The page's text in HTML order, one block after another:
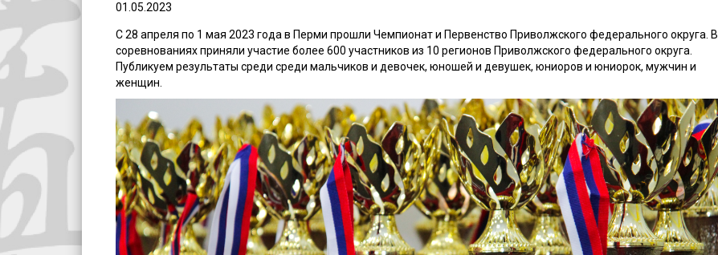
01.05.2023
С 28 апреля по 1 мая 2023 года в Перми прошли Чемпионат и Первенство Приволжского федерального округа. В
соревнованиях приняли участие более 600 участников из 10 регионов Приволжского федерального округа.
Публикуем результаты среди среди мальчиков и девочек, юношей и девушек, юниоров и юниорок, мужчин и
женщин.